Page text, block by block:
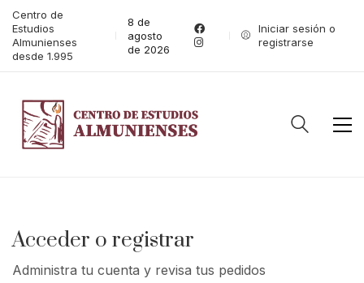
Centro de
Estudios
Almunienses
desde 1.995
8 de
agosto
de 2026
Iniciar sesión o
registrarse
Acceder o registrar
Administra tu cuenta y revisa tus pedidos